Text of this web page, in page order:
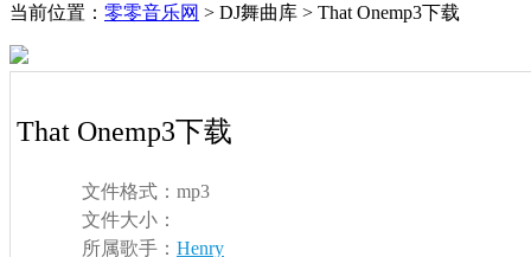
当前位置： 零零音乐网 > DJ舞曲库 > That Onemp3下载
That Onemp3下载
文件格式： mp3
文件大小：
所属歌手： Henry